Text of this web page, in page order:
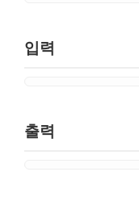
입력
출력